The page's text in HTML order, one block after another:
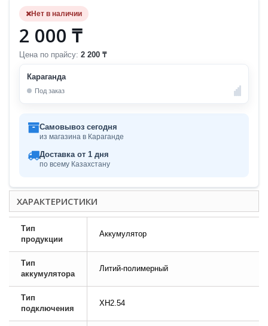
Нет в наличии
2 000 ₸
Цена по прайсу: 2 200 ₸
Караганда
Под заказ
Самовывоз сегодня
из магазина в Караганде
Доставка от 1 дня
по всему Казахстану
ХАРАКТЕРИСТИКИ
Тип
продукции
Аккумулятор
Тип
аккумулятора
Литий-полимерный
Тип
подключения
XH2.54